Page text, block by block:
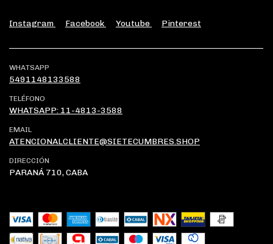
Instagram Facebook Youtube Pinterest
WHATSAPP
5491148133588
TELÉFONO
WHATSAPP: 11-4813-3588
EMAIL
ATENCIONALCLIENTE@SIETECUMBRES.SHOP
DIRECCIÓN
PARANÁ 710, CABA